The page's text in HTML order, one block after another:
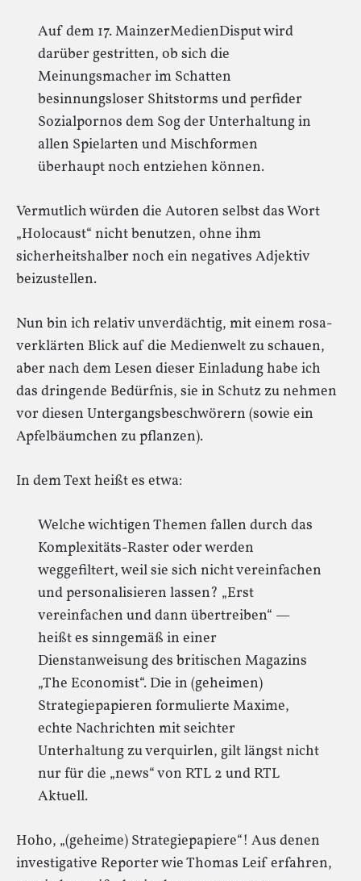
Auf dem 17. MainzerMedienDisput wird
darüber gestritten, ob sich die
Meinungsmacher im Schatten
besinnungsloser Shitstorms und perfider
Sozialpornos dem Sog der Unterhaltung in
allen Spielarten und Mischformen
überhaupt noch entziehen können.
Vermutlich würden die Autoren selbst das Wort
„Holocaust“ nicht benutzen, ohne ihm
sicherheitshalber noch ein negatives Adjektiv
beizustellen.
Nun bin ich relativ unverdächtig, mit einem rosa-
verklärten Blick auf die Medienwelt zu schauen,
aber nach dem Lesen dieser Einladung habe ich
das dringende Bedürfnis, sie in Schutz zu nehmen
vor diesen Untergangsbeschwörern (sowie ein
Apfelbäumchen zu pflanzen).
In dem Text heißt es etwa:
Welche wichtigen Themen fallen durch das
Komplexitäts-Raster oder werden
weggefiltert, weil sie sich nicht vereinfachen
und personalisieren lassen? „Erst
vereinfachen und dann übertreiben“ —
heißt es sinngemäß in einer
Dienstanweisung des britischen Magazins
„The Economist“. Die in (geheimen)
Strategiepapieren formulierte Maxime,
echte Nachrichten mit seichter
Unterhaltung zu verquirlen, gilt längst nicht
nur für die „news“ von RTL 2 und RTL
Aktuell.
Hoho, „(geheime) Strategiepapiere“! Aus denen
investigative Reporter wie Thomas Leif erfahren,